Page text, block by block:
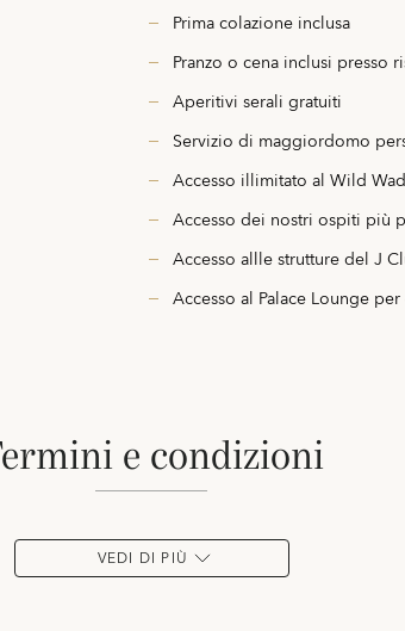
Prima colazione inclusa
Pranzo o cena inclusi presso
Aperitivi serali gratuiti
Servizio di maggiordomo
Accesso illimitato al Wild
Accesso dei nostri ospiti più
Accesso allle strutture del J
Accesso al Palace Lounge
termini e condizioni
VEDI DI PIÙ